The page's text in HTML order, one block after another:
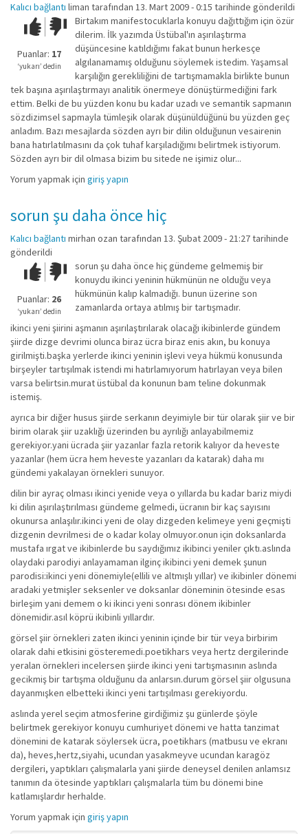
Kalıcı bağlantı liman tarafından 13. Mart 2009 - 0:15 tarihinde gönderildi
Çok iyi!O
kadar
iyi
değil!
Puanlar: 17
‘yukarı’ dedin
Birtakım manifestocuklarla konuyu dağıttığım için özür
dilerim. İlk yazımda Üstübal'ın aşırılaştırma
düşüncesine katıldığımı fakat bunun herkesçe
algılanamamış olduğunu söylemek istedim. Yaşamsal
karşılığın gerekliliğini de tartışmamakla birlikte bunun
tek başına aşırılaştırmayı analitik önermeye dönüştürmediğini fark
ettim. Belki de bu yüzden konu bu kadar uzadı ve semantik sapmanın
sözdizimsel sapmayla tümleşik olarak düşünüldüğünü bu yüzden geç
anladım. Bazı mesajlarda sözden ayrı bir dilin olduğunun vesairenin
bana hatırlatılmasını da çok tuhaf karşıladığımı belirtmek istiyorum.
Sözden ayrı bir dil olmasa bizim bu sitede ne işimiz olur...
Yorum yapmak için giriş yapın
sorun şu daha önce hiç
Kalıcı bağlantı mirhan ozan tarafından 13. Şubat 2009 - 21:27 tarihinde
gönderildi
Çok iyi!O
kadar
iyi
değil!
Puanlar: 26
‘yukarı’ dedin
sorun şu daha önce hiç gündeme gelmemiş bir
konuydu ikinci yeninin hükmünün ne olduğu veya
hükmünün kalıp kalmadığı. bunun üzerine son
zamanlarda ortaya atılmış bir tartışmadır.
ikinci yeni şiirini aşmanın aşırılaştırılarak olacağı ikibinlerde gündem
şiirde dizge devrimi olunca biraz ücra biraz enis akın, bu konuya
girilmişti.başka yerlerde ikinci yeninin işlevi veya hükmü konusunda
birşeyler tartışılmak istendi mi hatırlamıyorum hatırlayan veya bilen
varsa belirtsin.murat üstübal da konunun bam teline dokunmak
istemiş.
ayrıca bir diğer husus şiirde serkanın deyimiyle bir tür olarak şiir ve bir
birim olarak şiir uzaklığı üzerinden bu ayrılığı anlayabilmemiz
gerekiyor.yani ücrada şiir yazanlar fazla retorik kalıyor da heveste
yazanlar (hem ücra hem heveste yazanları da katarak) daha mı
gündemi yakalayan örnekleri sunuyor.
dilin bir ayraç olması ikinci yenide veya o yıllarda bu kadar bariz miydi
ki dilin aşırılaştırılması gündeme gelmedi, ücranın bir kaç sayısını
okunursa anlaşılır.ikinci yeni de olay dizgeden kelimeye yeni geçmişti
dizgenin devrilmesi de o kadar kolay olmuyor.onun için doksanlarda
mustafa ırgat ve ikibinlerde bu saydığımız ikibinci yeniler çıktı.aslında
olaydaki parodiyi anlayamaman ilginç ikibinci yeni demek şunun
parodisi:ikinci yeni dönemiyle(ellili ve altmışlı yıllar) ve ikibinler dönemi
aradaki yetmişler seksenler ve doksanlar döneminin ötesinde esas
birleşim yani demem o ki ikinci yeni sonrası dönem ikibinler
dönemidir.asıl köprü ikibinli yıllardır.
görsel şiir örnekleri zaten ikinci yeninin içinde bir tür veya birbirim
olarak dahi etkisini gösteremedi.poetikhars veya hertz dergilerinde
yeralan örnekleri incelersen şiirde ikinci yeni tartışmasının aslında
gecikmiş bir tartışma olduğunu da anlarsın.durum görsel şiir olgusuna
dayanmışken elbetteki ikinci yeni tartışılması gerekiyordu.
aslında yerel seçim atmosferine girdiğimiz şu günlerde şöyle
belirtmek gerekiyor konuyu cumhuriyet dönemi ve hatta tanzimat
dönemini de katarak söylersek ücra, poetikhars (matbusu ve ekranı
da), heves,hertz,siyahi, ucundan yasakmeyve ucundan karagöz
dergileri, yaptıkları çalışmalarla yani şiirde deneysel denilen anlamsız
tanımın da ötesinde yaptıkları çalışmalarla tüm bu dönemi bine
katlamışlardır herhalde.
Yorum yapmak için giriş yapın